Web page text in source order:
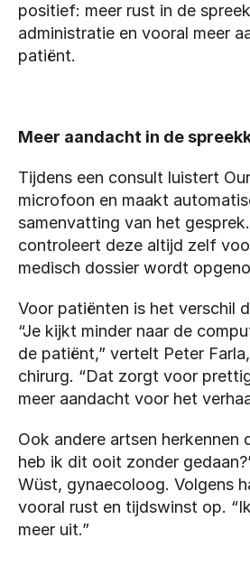
positief: meer rust in de
administratie en vooral meer
patiënt.
Meer aandacht in de
Tijdens een consult luistert
microfoon en maakt
samenvatting van het
controleert deze altijd zelf
medisch dossier wordt
Voor patiënten is het verschil
“Je kijkt minder naar de
de patiënt,” vertelt Peter
chirurg. “Dat zorgt voor
meer aandacht voor het
Ook andere artsen herkennen
heb ik dit ooit zonder
Wüst, gynaecoloog. Volgens
vooral rust en tijdswinst op.
meer uit.”